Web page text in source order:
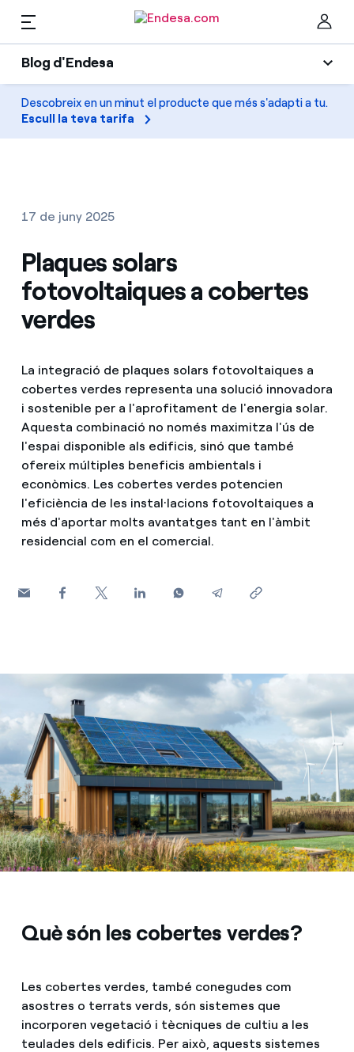
Blog d'Endesa
Blog d'Endesa
Llum
Gas
Solar
Electrodomèstics
Consells d estalvi
Horaris punta, horaris pla i horaris vall: què són, quan
Cita prèvia Endesa: com demanar, canviar o anul·lar la
Llars
Troba la tarifa que més et convé
Compara les nostres tarifes d’empresa i estalvia
Per cada kWh que estalviïs, et descomptem un
Com puc veure les meves factures d'Endesa?
Com canviar el titular del contracte?
Has rebut una oferta per canviar de companyia?
Ofertes per a autònoms i Pymes
Gestiones diverses comunitats de propietaris?
Mobilitat
PARA TI
Climatització
T'ajudem
Compromís
Blog
Estafes telefòniques
CA
Descobreix en un minut el producte que més s'adapti a tu.
Escull la teva tarifa
17 de juny 2025
Plaques solars
fotovoltaiques a cobertes
verdes
La integració de plaques solars fotovoltaiques a
cobertes verdes representa una solució innovadora
i sostenible per a l'aprofitament de l'energia solar.
Aquesta combinació no només maximitza l'ús de
l'espai disponible als edificis, sinó que també
ofereix múltiples beneficis ambientals i
econòmics. Les cobertes verdes potencien
l'eficiència de les instal·lacions fotovoltaiques a
més d'aportar molts avantatges tant en l'àmbit
residencial com en el comercial.
Què són les cobertes verdes?
Les cobertes verdes, també conegudes com
asostres o terrats verds, són sistemes que
incorporen vegetació i tècniques de cultiu a les
teulades dels edificis. Per això, aquests sistemes